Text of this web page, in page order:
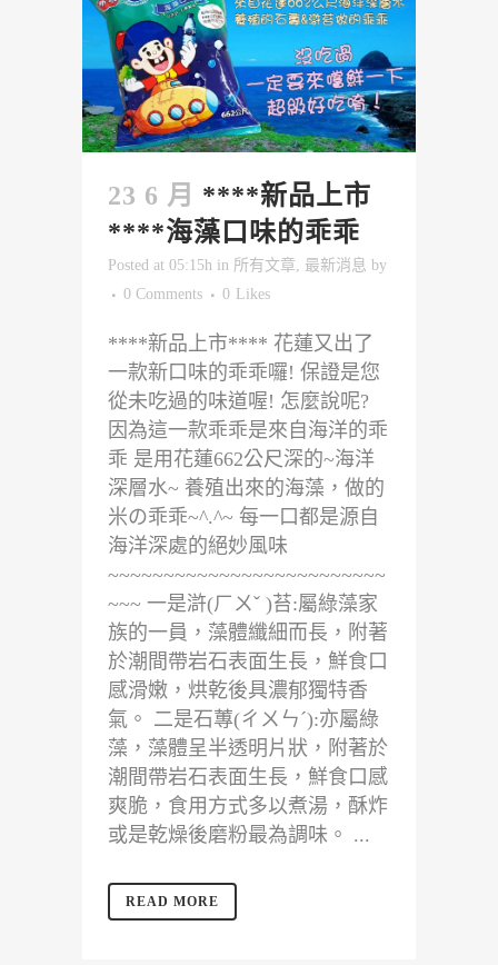
23 6 月 ****新品上市
****海藻口味的乖乖
Posted at 05:15h in 所有文章 最新消息 by
0 Comments
0 Likes
****新品上市**** 花蓮又出了
一款新口味的乖乖囉! 保證是您
從未吃過的味道喔! 怎麼說呢?
因為這一款乖乖是來自海洋的乖
乖 是用花蓮662公尺深的~海洋
深層水~ 養殖出來的海藻，做的
米の乖乖~^.^~ 每一口都是源自
海洋深處的絕妙風味
~~~~~~~~~~~~~~~~~~~~~~~~~
~~~ 一是滸(ㄏㄨˇ )苔:屬綠藻家
族的一員，藻體纖細而長，附著
於潮間帶岩石表面生長，鮮食口
感滑嫩，烘乾後具濃郁獨特香
氣。 二是石蓴(ㄔㄨㄣˊ):亦屬綠
藻，藻體呈半透明片狀，附著於
潮間帶岩石表面生長，鮮食口感
爽脆，食用方式多以煮湯，酥炸
或是乾燥後磨粉最為調味。 ...
READ MORE